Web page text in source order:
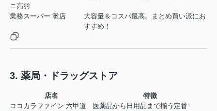
ニ高羽
業務スーパー 灘店
大容量＆コスパ最高。まとめ買い派にお
すすめ！
3. 薬局・ドラッグストア
店名
特徴
ココカラファイン 六甲道
医薬品から日用品まで揃う定番